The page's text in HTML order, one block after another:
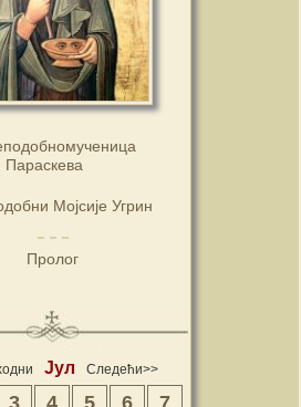
Параскева
Мојсије Угрин
Пролог
Јул Следећи>>